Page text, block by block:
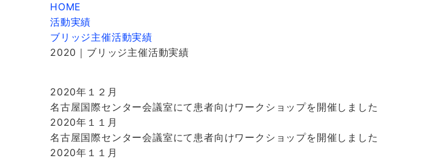
HOME
活動実績
ブリッジ主催活動実績
2020｜ブリッジ主催活動実績
2020年１２月
名古屋国際センター会議室にて患者向けワークショップを開催しました
2020年１１月
名古屋国際センター会議室にて患者向けワークショップを開催しました
2020年１１月